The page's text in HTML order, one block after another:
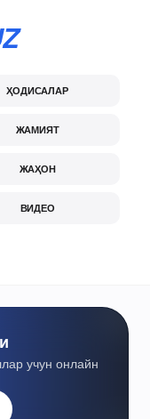
ҲОДИСАЛАР
ЖАМИЯТ
ЖАҲОН
ВИДЕО
учун онлайн